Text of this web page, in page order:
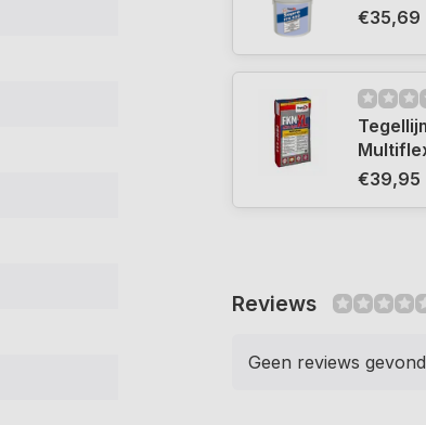
€35,69
€39,95
Reviews
Geen reviews